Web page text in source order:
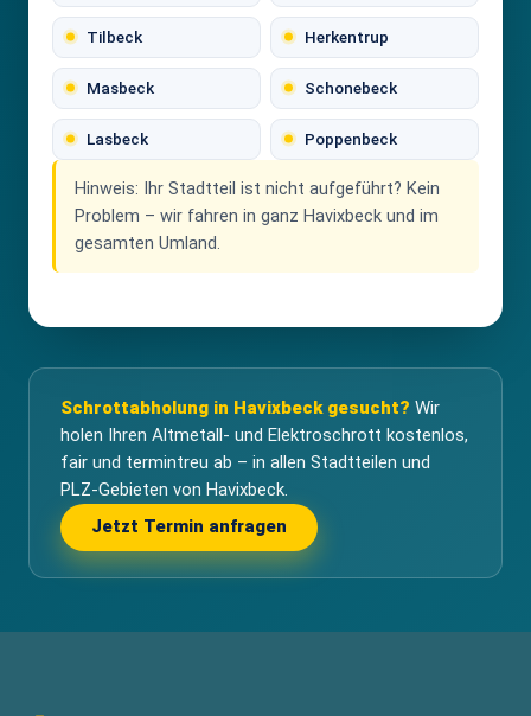
Tilbeck Herkentrup
Masbeck Schonebeck
Lasbeck Poppenbeck
Hinweis: Ihr Stadtteil ist nicht aufgeführt? Kein
Problem – wir fahren in ganz Havixbeck und im
gesamten Umland.
Schrottabholung in Havixbeck gesucht? Wir
holen Ihren Altmetall- und Elektroschrott kostenlos,
fair und termintreu ab – in allen Stadtteilen und
PLZ-Gebieten von Havixbeck.
Jetzt Termin anfragen